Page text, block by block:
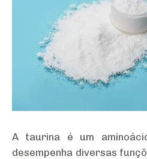
A taurina é um
desempenha diversas